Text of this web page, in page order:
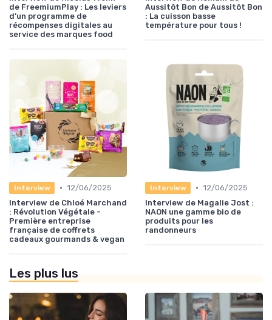
de FreemiumPlay : Les leviers
d’un programme de
récompenses digitales au
service des marques food
Aussitôt Bon de Aussitôt Bon
: La cuisson basse
température pour tous !
Interview • 12/06/2025
Interview de Chloé Marchand
: Révolution Végétale -
Première entreprise
française de coffrets
cadeaux gourmands & vegan
Interview • 12/06/2025
Interview de Magalie Jost :
NAON une gamme bio de
produits pour les
randonneurs
Les plus lus